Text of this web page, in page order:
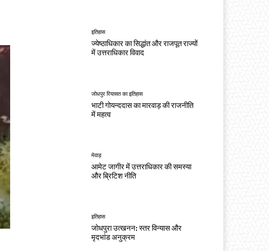
इतिहास
ज्येष्ठाधिकार का सिद्धांत और राजपूत राज्यों
में उत्तराधिकार विवाद
जोधपुर रियासत का इतिहास
भाटी गोयन्ददास का मारवाड़ की राजनीति
में महत्व
मेवाड़
आमेट जागीर में उत्तराधिकार की समस्या
और ब्रिटिश नीति
इतिहास
जोधपुरा उत्खनन: स्तर विन्यास और
मृदभांड अनुक्रम